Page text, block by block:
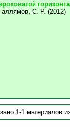
Галлямов, С. Р. (2012)
1-1 материалов